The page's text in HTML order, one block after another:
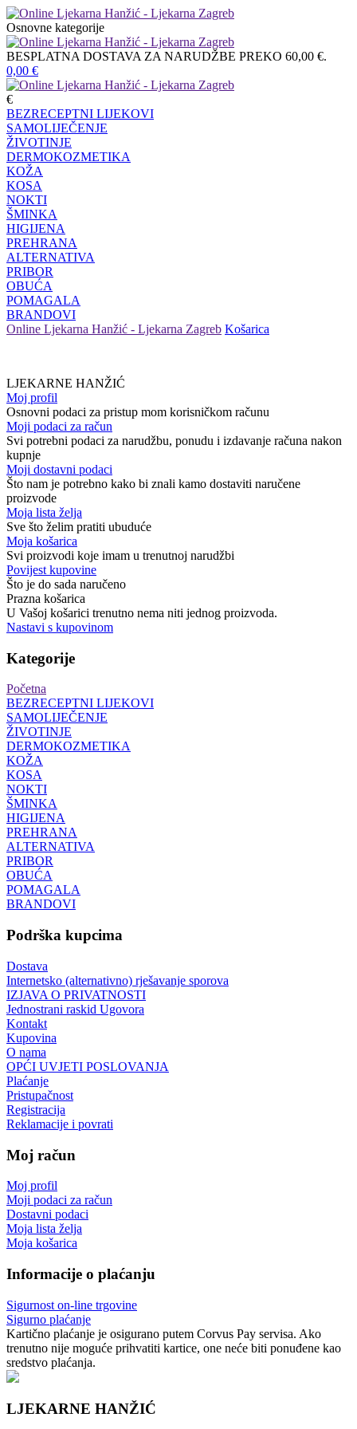
Osnovne kategorije
BESPLATNA DOSTAVA ZA NARUDŽBE PREKO 60,00 €.
0,00 €
€
BEZRECEPTNI LIJEKOVI
SAMOLIJEČENJE
ŽIVOTINJE
DERMOKOZMETIKA
KOŽA
KOSA
NOKTI
ŠMINKA
HIGIJENA
PREHRANA
ALTERNATIVA
PRIBOR
OBUĆA
POMAGALA
BRANDOVI
Online Ljekarna Hanžić - Ljekarna Zagreb Košarica
LJEKARNE HANŽIĆ
Moj profil
Osnovni podaci za pristup mom korisničkom računu
Moji podaci za račun
Svi potrebni podaci za narudžbu, ponudu i izdavanje računa nakon
kupnje
Moji dostavni podaci
Što nam je potrebno kako bi znali kamo dostaviti naručene
proizvode
Moja lista želja
Sve što želim pratiti ubuduće
Moja košarica
Svi proizvodi koje imam u trenutnoj narudžbi
Povijest kupovine
Što je do sada naručeno
Prazna košarica
U Vašoj košarici trenutno nema niti jednog proizvoda.
Nastavi s kupovinom
Kategorije
Početna
BEZRECEPTNI LIJEKOVI
SAMOLIJEČENJE
ŽIVOTINJE
DERMOKOZMETIKA
KOŽA
KOSA
NOKTI
ŠMINKA
HIGIJENA
PREHRANA
ALTERNATIVA
PRIBOR
OBUĆA
POMAGALA
BRANDOVI
Podrška kupcima
Dostava
Internetsko (alternativno) rješavanje sporova
IZJAVA O PRIVATNOSTI
Jednostrani raskid Ugovora
Kontakt
Kupovina
O nama
OPĆI UVJETI POSLOVANJA
Plaćanje
Pristupačnost
Registracija
Reklamacije i povrati
Moj račun
Moj profil
Moji podaci za račun
Dostavni podaci
Moja lista želja
Moja košarica
Informacije o plaćanju
Sigurnost on-line trgovine
Sigurno plaćanje
Kartično plaćanje je osigurano putem Corvus Pay servisa. Ako
trenutno nije moguće prihvatiti kartice, one neće biti ponuđene kao
sredstvo plaćanja.
LJEKARNE HANŽIĆ